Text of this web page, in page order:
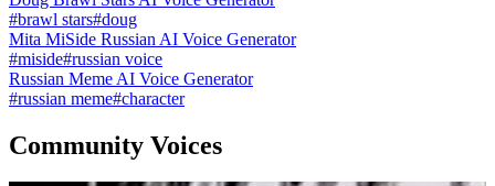
#brawl stars#doug
Mita MiSide Russian AI Voice Generator
#miside#russian voice
Russian Meme AI Voice Generator
#russian meme#character
Community Voices